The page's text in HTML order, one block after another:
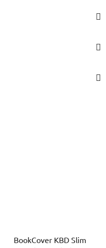
BookCover KBD Slim